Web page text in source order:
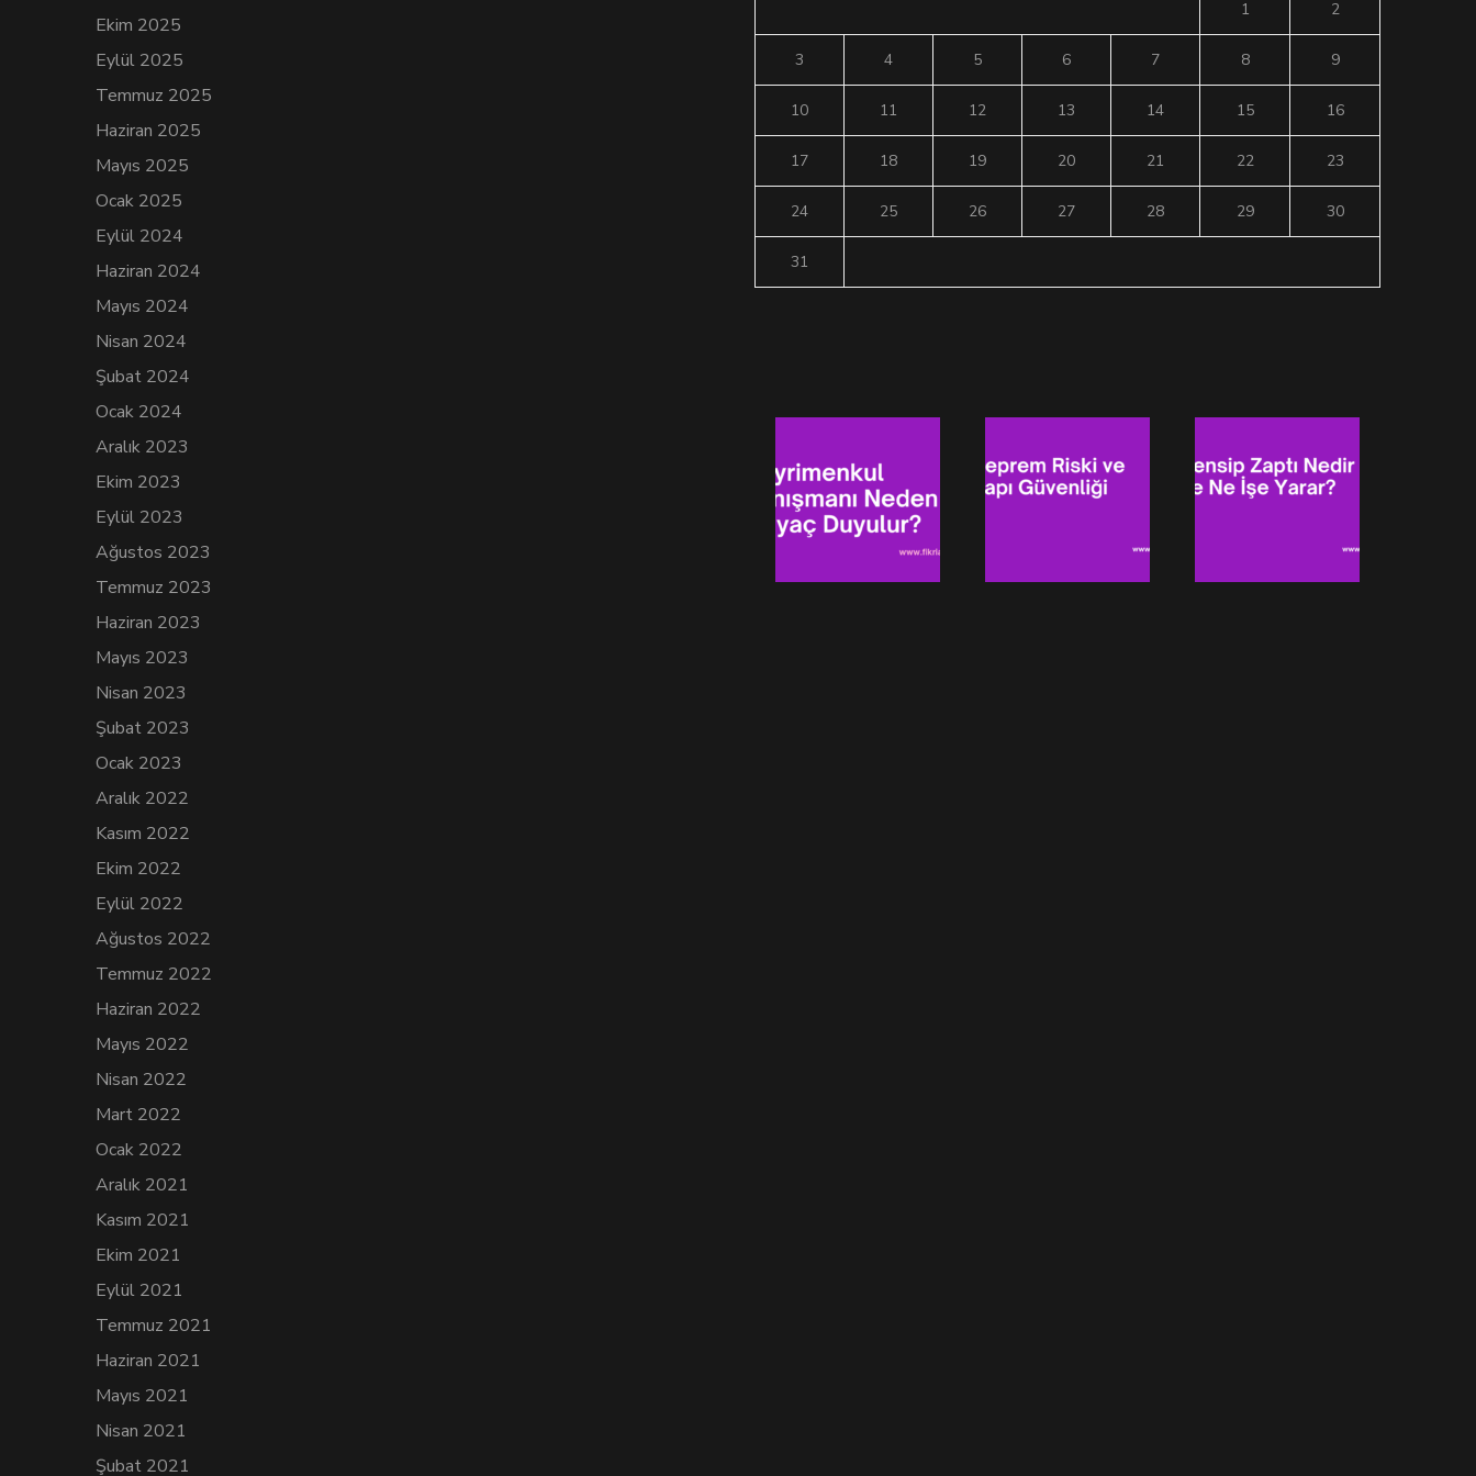
Ekim 2025
Eylül 2025
Temmuz 2025
Haziran 2025
Mayıs 2025
Ocak 2025
Eylül 2024
Haziran 2024
Mayıs 2024
Nisan 2024
Şubat 2024
Ocak 2024
Aralık 2023
Ekim 2023
Eylül 2023
Ağustos 2023
Temmuz 2023
Haziran 2023
Mayıs 2023
Nisan 2023
Şubat 2023
Ocak 2023
Aralık 2022
Kasım 2022
Ekim 2022
Eylül 2022
Ağustos 2022
Temmuz 2022
Haziran 2022
Mayıs 2022
Nisan 2022
Mart 2022
Ocak 2022
Aralık 2021
Kasım 2021
Ekim 2021
Eylül 2021
Temmuz 2021
Haziran 2021
Mayıs 2021
Nisan 2021
Şubat 2021
1 2
3 4 5 6 7 8 9
10 11 12 13 14 15 16
17 18 19 20 21 22 23
24 25 26 27 28 29 30
31